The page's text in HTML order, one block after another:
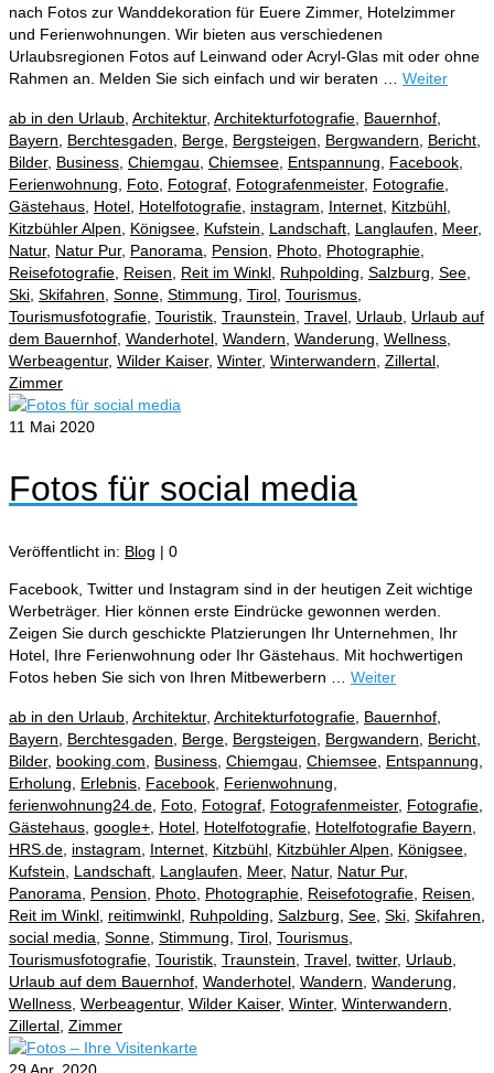
nach Fotos zur Wanddekoration für Euere Zimmer, Hotelzimmer
und Ferienwohnungen. Wir bieten aus verschiedenen
Urlaubsregionen Fotos auf Leinwand oder Acryl-Glas mit oder ohne
Rahmen an. Melden Sie sich einfach und wir beraten … Weiter
ab in den Urlaub Architektur, Architekturfotografie Bauernhof
Bayern
Berchtesgaden Berge Bergsteigen Bergwandern Bericht
Bilder, Business Chiemgau Chiemsee Entspannung Facebook
Ferienwohnung
Foto Fotograf Fotografenmeister, Fotografie
Gästehaus Hotel Hotelfotografie instagram Internet Kitzbühl
Kitzbühler Alpen
Königsee Kufstein Landschaft Langlaufen Meer,
Natur, Natur Pur, Panorama Pension Photo Photographie
Reisefotografie Reisen Reit im Winkl Ruhpolding Salzburg See
Ski Skifahren Sonne Stimmung Tirol Tourismus
Tourismusfotografie Touristik Traunstein Travel Urlaub Urlaub auf
dem Bauernhof Wanderhotel Wandern Wanderung Wellness
Werbeagentur, Wilder Kaiser, Winter, Winterwandern Zillertal
Zimmer
11 Mai 2020
Fotos für social media
Veröffentlicht in: Blog | 0
Facebook, Twitter und Instagram sind in der heutigen Zeit wichtige
Werbeträger. Hier können erste Eindrücke gewonnen werden.
Zeigen Sie durch geschickte Platzierungen Ihr Unternehmen, Ihr
Hotel, Ihre Ferienwohnung oder Ihr Gästehaus. Mit hochwertigen
Fotos heben Sie sich von Ihren Mitbewerbern … Weiter
ab in den Urlaub Architektur, Architekturfotografie Bauernhof
Bayern
Berchtesgaden Berge Bergsteigen Bergwandern Bericht
Bilder, booking.com Business Chiemgau Chiemsee Entspannung
Erholung
Erlebnis Facebook Ferienwohnung
ferienwohnung24.de Foto Fotograf Fotografenmeister, Fotografie
Gästehaus google+ Hotel Hotelfotografie Hotelfotografie Bayern
HRS.de instagram Internet Kitzbühl Kitzbühler Alpen Königsee
Kufstein
Landschaft Langlaufen Meer, Natur, Natur Pur,
Panorama
Pension Photo Photographie Reisefotografie Reisen
Reit im Winkl reitimwinkl Ruhpolding Salzburg See Ski Skifahren
social media Sonne Stimmung Tirol Tourismus
Tourismusfotografie Touristik Traunstein Travel twitter, Urlaub
Urlaub auf dem Bauernhof Wanderhotel Wandern Wanderung
Wellness Werbeagentur, Wilder Kaiser, Winter, Winterwandern
Zillertal Zimmer
29 Apr. 2020